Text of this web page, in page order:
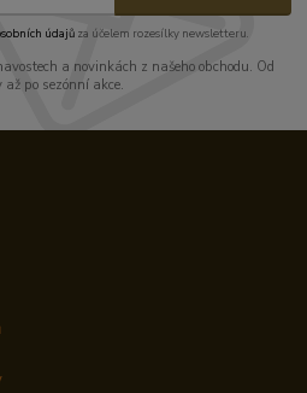
údajůza účelem rozesílky newsletteru.
a novinkách z našeho obchodu. Od
po sezónní akce.